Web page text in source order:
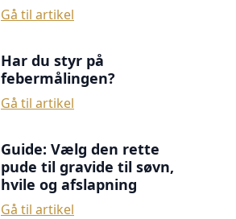
Gå til artikel
Har du styr på
febermålingen?
Gå til artikel
Guide: Vælg den rette
pude til gravide til søvn,
hvile og afslapning
Gå til artikel